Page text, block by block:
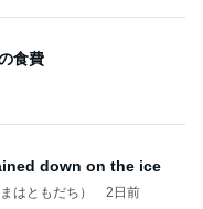
食費
down on the ice
はともだち） 2日前